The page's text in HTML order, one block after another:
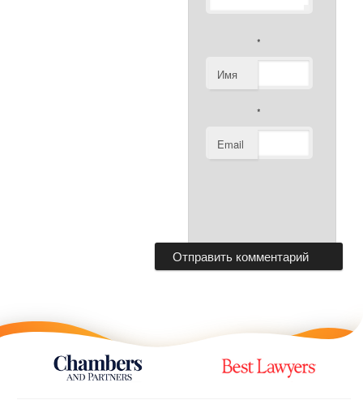
Имя
*
Email
*